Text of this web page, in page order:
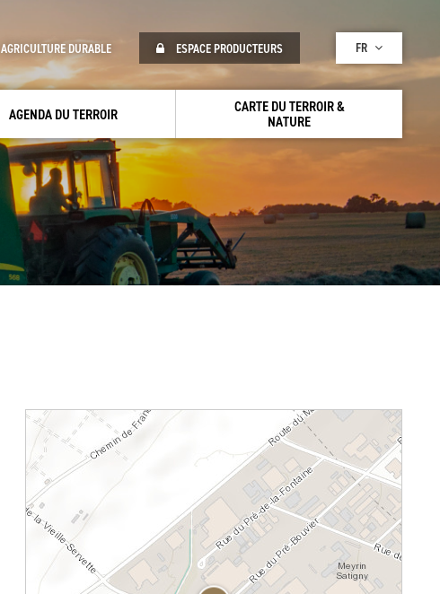
AGENDA DU TERROIR
CARTE DU TERROIR &
NATURE
AGRICULTURE DURABLE ESPACE PRODUCTEURS FR